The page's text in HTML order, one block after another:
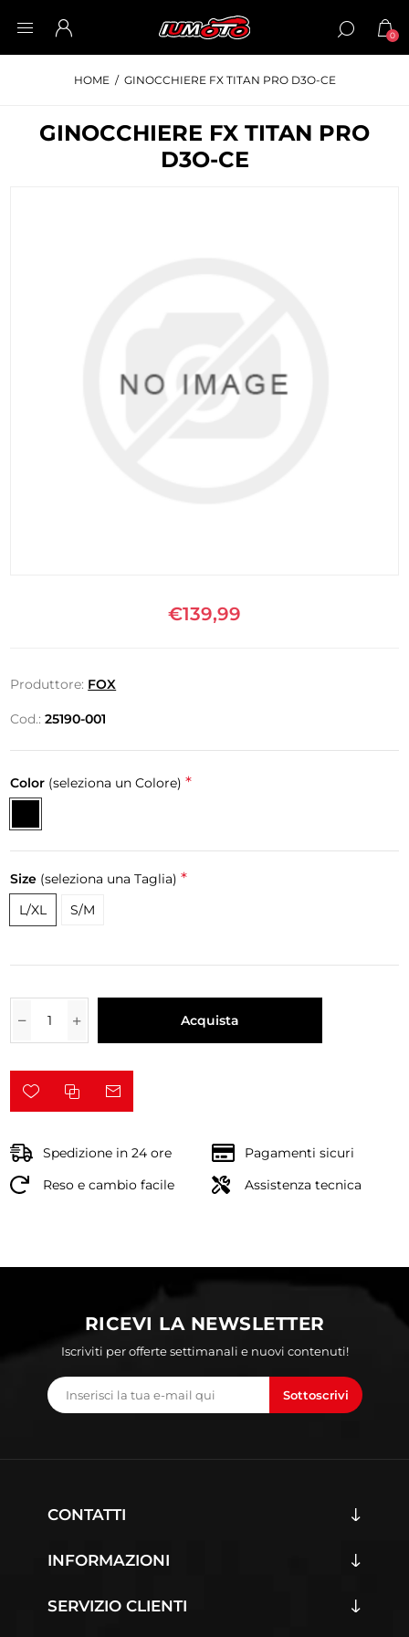
0
HOME / GINOCCHIERE FX TITAN PRO D3O-CE
GINOCCHIERE FX TITAN PRO
D3O-CE
€139,99
Produttore: FOX
Cod.: 25190-001
Color (seleziona un Colore) *
Size (seleziona una Taglia) *
L/XL S/M
Acquista
Spedizione in 24 ore
Pagamenti sicuri
Reso e cambio facile
Assistenza tecnica
RICEVI LA NEWSLETTER
Iscriviti per offerte settimanali e nuovi contenuti!
Sottoscrivi
CONTATTI
INFORMAZIONI
SERVIZIO CLIENTI